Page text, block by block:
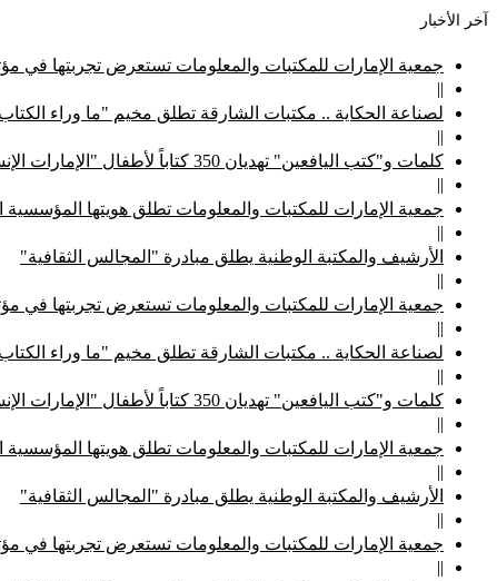
آخر الأخبار
جمعية الإمارات للمكتبات والمعلومات تستعرض تجربتها في
||
لصناعة الحكاية .. مكتبات الشارقة تطلق مخيم "ما وراء
||
كلمات و"كتب اليافعين" تهديان 350 كتاباً لأطفال "الإمارات الإنسانية"
||
جمعية الإمارات للمكتبات والمعلومات تطلق هويتها المؤسسية
||
الأرشيف والمكتبة الوطنية يطلق مبادرة "المجالس الثقافية"
||
جمعية الإمارات للمكتبات والمعلومات تستعرض تجربتها في
||
لصناعة الحكاية .. مكتبات الشارقة تطلق مخيم "ما وراء
||
كلمات و"كتب اليافعين" تهديان 350 كتاباً لأطفال "الإمارات الإنسانية"
||
جمعية الإمارات للمكتبات والمعلومات تطلق هويتها المؤسسية
||
الأرشيف والمكتبة الوطنية يطلق مبادرة "المجالس الثقافية"
||
جمعية الإمارات للمكتبات والمعلومات تستعرض تجربتها في
||